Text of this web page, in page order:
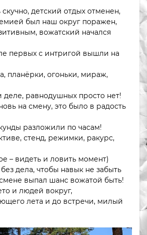
детский отдых отменен,
был наш округ поражен,
вожатский начался
первых с интригой вышли на
планёрки, огоньки, мираж,
равнодушных просто нет!
на смену, это было в радость
разложили по часам!
стенд, режимки, ракурс,
– видеть и ловить момент)
дела, чтобы навык не забыть
выпал шанс вожатой быть!
и людей вокруг,
лета и до встречи, милый